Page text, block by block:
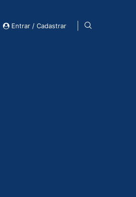
Entrar / Cadastrar